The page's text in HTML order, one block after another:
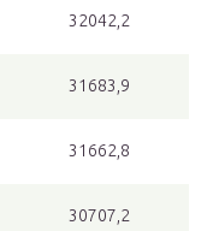
32042,2
31683,9
31662,8
30707,2